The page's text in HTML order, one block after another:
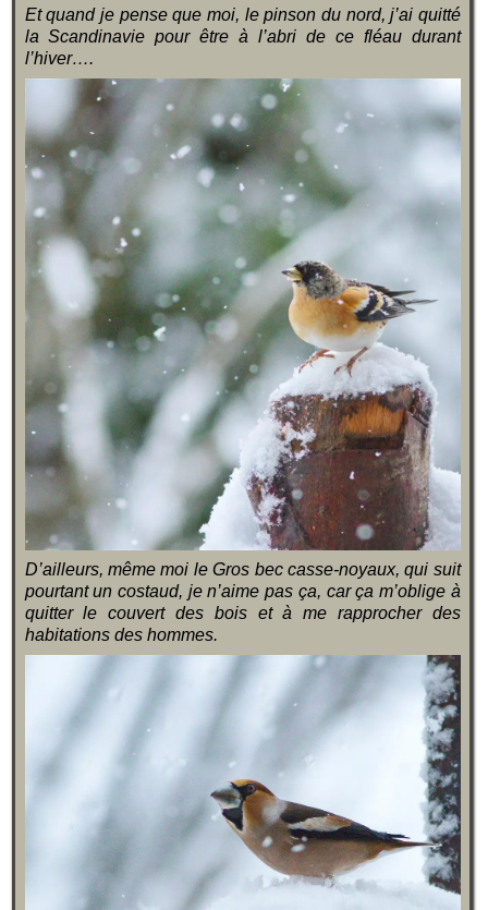
Et quand je pense que moi, le pinson du nord, j’ai quitté
la Scandinavie pour être à l’abri de ce fléau durant
l’hiver….
D’ailleurs, même moi le Gros bec casse-noyaux, qui suit
pourtant un costaud, je n’aime pas ça, car ça m’oblige à
quitter le couvert des bois et à me rapprocher des
habitations des hommes.